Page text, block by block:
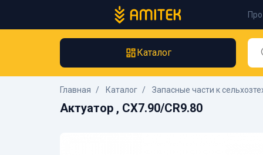
Каталог
Главная Каталог Запасные части к
Актуатор , CX7.90/CR9.80